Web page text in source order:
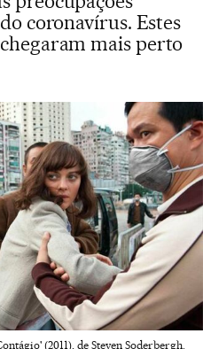
coronavírus. Estes
mais perto
(2011), de Steven Soderbergh.